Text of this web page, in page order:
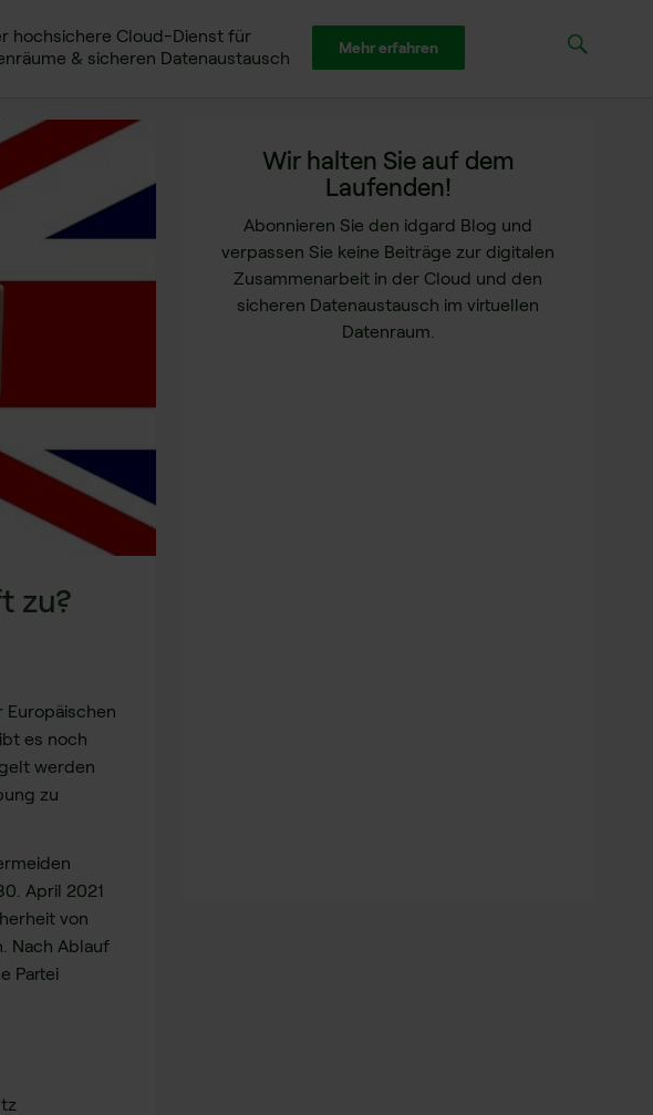
hochsichere Cloud-Dienst für
& sicheren Datenaustausch
Mehr erfahren
zu?
Europäischen
es noch
werden
zu
April 2021
von
Nach Ablauf
Partei
Wir halten Sie auf dem
Laufenden!
Abonnieren Sie den idgard Blog und
verpassen Sie keine Beiträge zur digitalen
Zusammenarbeit in der Cloud und den
sicheren Datenaustausch im virtuellen
Datenraum.